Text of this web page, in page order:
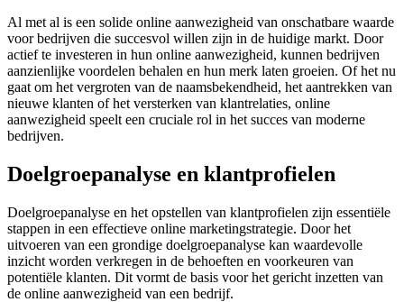
Al met al is een solide online aanwezigheid van onschatbare waarde
voor bedrijven die succesvol willen zijn in de huidige markt. Door
actief te investeren in hun online aanwezigheid, kunnen bedrijven
aanzienlijke voordelen behalen en hun merk laten groeien. Of het nu
gaat om het vergroten van de naamsbekendheid, het aantrekken van
nieuwe klanten of het versterken van klantrelaties, online
aanwezigheid speelt een cruciale rol in het succes van moderne
bedrijven.
Doelgroepanalyse en klantprofielen
Doelgroepanalyse en het opstellen van klantprofielen zijn essentiële
stappen in een effectieve online marketingstrategie. Door het
uitvoeren van een grondige doelgroepanalyse kan waardevolle
inzicht worden verkregen in de behoeften en voorkeuren van
potentiële klanten. Dit vormt de basis voor het gericht inzetten van
de online aanwezigheid van een bedrijf.